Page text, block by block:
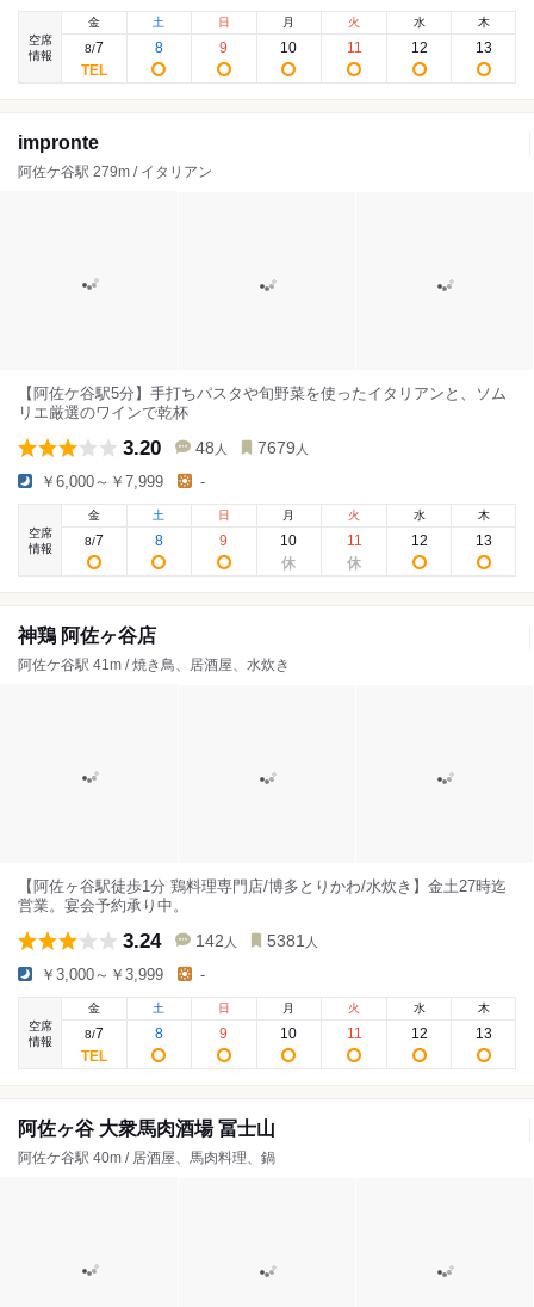
空席
情報
金
8/7
土
8
日
9
月
10
火
11
水
12
木
13
impronte
阿佐ケ谷駅 279m / イタリアン
【阿佐ケ谷駅5分】手打ちパスタや旬野菜を使ったイタリアンと、ソム
リエ厳選のワインで乾杯
3.20 48 人 7679 人
￥6,000～￥7,999 -
空席
情報
金
8/7
土
8
日
9
月
10
火
11
水
12
木
13
神鶏 阿佐ヶ谷店
阿佐ケ谷駅 41m / 焼き鳥、居酒屋、水炊き
【阿佐ヶ谷駅徒歩1分 鶏料理専門店/博多とりかわ/水炊き】金土27時迄
営業。宴会予約承り中。
3.24 142 人 5381 人
￥3,000～￥3,999 -
空席
情報
金
8/7
土
8
日
9
月
10
火
11
水
12
木
13
阿佐ヶ谷 大衆馬肉酒場 冨士山
阿佐ケ谷駅 40m / 居酒屋、馬肉料理、鍋